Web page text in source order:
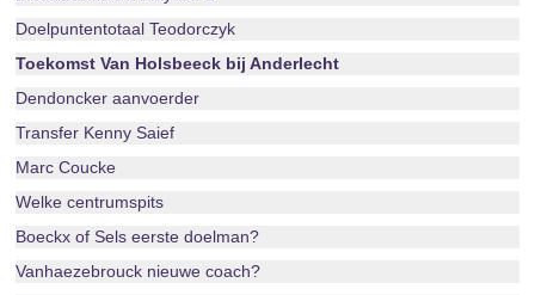
Doelpuntentotaal Teodorczyk
Toekomst Van Holsbeeck bij Anderlecht
Dendoncker aanvoerder
Transfer Kenny Saief
Marc Coucke
Welke centrumspits
Boeckx of Sels eerste doelman?
Vanhaezebrouck nieuwe coach?